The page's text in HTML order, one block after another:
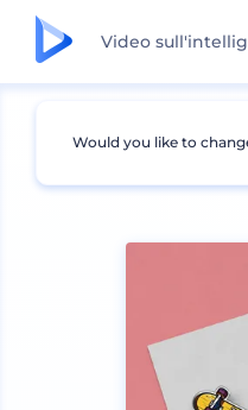
Video
Mockup
Would you like to